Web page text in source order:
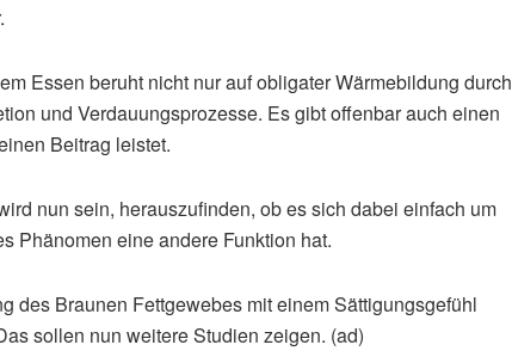
Essen beruht nicht nur auf obligater Wärmebildung durch
und Verdauungsprozesse. Es gibt offenbar auch einen
Beitrag leistet.
nun sein, herauszufinden, ob es sich dabei einfach um
Phänomen eine andere Funktion hat.
des Braunen Fettgewebes mit einem Sättigungsgefühl
sollen nun weitere Studien zeigen. (ad)